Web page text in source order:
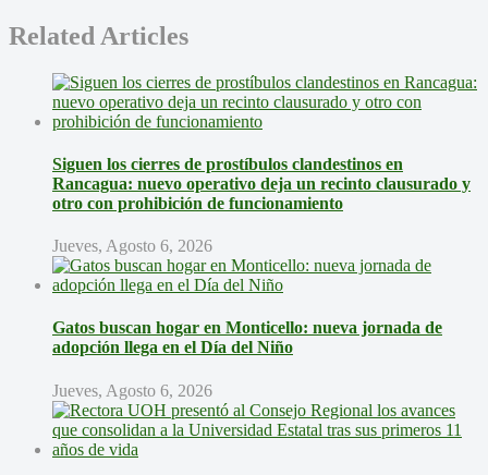
Related Articles
Siguen los cierres de prostíbulos clandestinos en
Rancagua: nuevo operativo deja un recinto clausurado y
otro con prohibición de funcionamiento
Jueves, Agosto 6, 2026
Gatos buscan hogar en Monticello: nueva jornada de
adopción llega en el Día del Niño
Jueves, Agosto 6, 2026